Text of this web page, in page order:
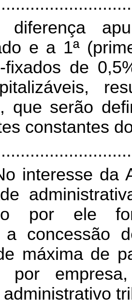
e a 1ª
fixados de
que serão
constantes
interesse da
por ele
a concessão
máxima de
por